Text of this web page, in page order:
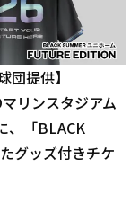
団提供】
リンスタジアム
、「BLACK
グッズ付きチケ